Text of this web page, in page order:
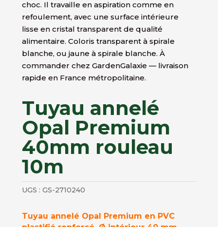
choc. Il travaille en aspiration comme en
refoulement, avec une surface intérieure
lisse en cristal transparent de qualité
alimentaire. Coloris transparent à spirale
blanche, ou jaune à spirale blanche. À
commander chez GardenGalaxie — livraison
rapide en France métropolitaine.
Tuyau annelé
Opal Premium
40mm rouleau
10m
UGS : GS-2710240
Tuyau annelé Opal Premium en PVC